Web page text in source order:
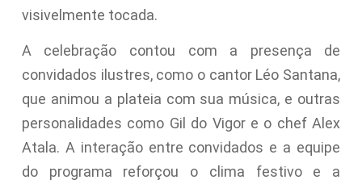
visivelmente tocada.
A celebração contou com a presença de
convidados ilustres, como o cantor Léo Santana,
que animou a plateia com sua música, e outras
personalidades como Gil do Vigor e o chef Alex
Atala. A interação entre convidados e a equipe
do programa reforçou o clima festivo e a